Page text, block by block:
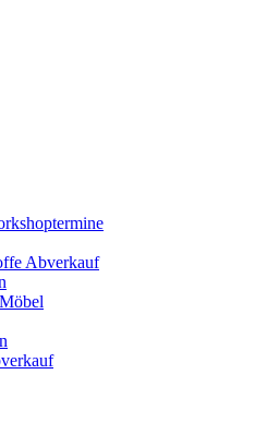
Abverkauf